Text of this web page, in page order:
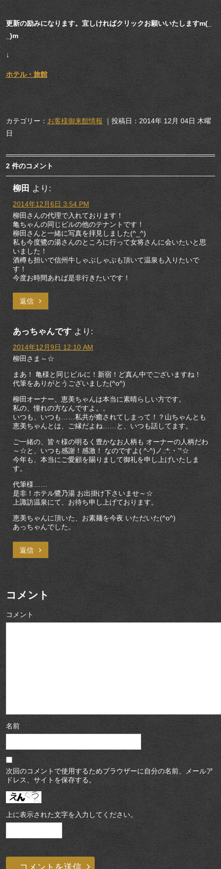
更新の励みになります。宜しければクリックお願いいたしますm(_
_)m
↓
ホテル・旅館
カテゴリー： お客様御来館情報｜投稿日：2014年 12月 04日 木曜
日
2 件のコメント
柳田 より:
2014年12月6日 3:54 PM
柳田さんの代理で入れております！
亀ちゃんの同じビルの他のテナントです！
柳田さんと一緒に写真を拝見しました(^_^)
私も今度鷺の湯さんのところに行って女将さんに会いたいと思
いました！
酒樽も担いで信州牛しゃぶしゃぶも頂いて温泉も入りたいで
す！
今度お時間あれば是非行きたいです！
返信
あっちゃんです より:
2014年12月9日 12:10 AM
柳田さま～☆
まあ！ 亀様と同じビルに！新宿！ど真ん中でございますね！
代筆をありがとうございました(^o^)
柳田オーナー、恵美ちゃんは本当に素晴らしい方です。
私の、憧れの方なんですよ。。
いつも、いつも……私共が癒されてしまって！？山ちゃんとも
恵美ちゃんとは、ご縁だよね……と、いつも話してます。
ご一緒の、皆々様の明るく豊かなお人柄も オーナーの人柄だわ
～☆と、いつも感謝！感激！ なのですよ( ^-^)ノ.:*:・’°☆
今年も、本当にご愛顧を賜りまして御礼を申し上げいたしま
す。
代筆様……
是非！ホテル鷺乃湯 お出掛け下さいませ～☆
上諏訪温泉にて、お待ち申し上げております。
恵美ちゃんに頂いた、お素麺を今夜 いただいた(^o^)
あっちゃんでした。
返信
コメント
コメント
名前
次回のコメントで使用するためブラウザーに自分の名前、メールア
ドレス、サイトを保存する。
上に表示された文字を入力してください。